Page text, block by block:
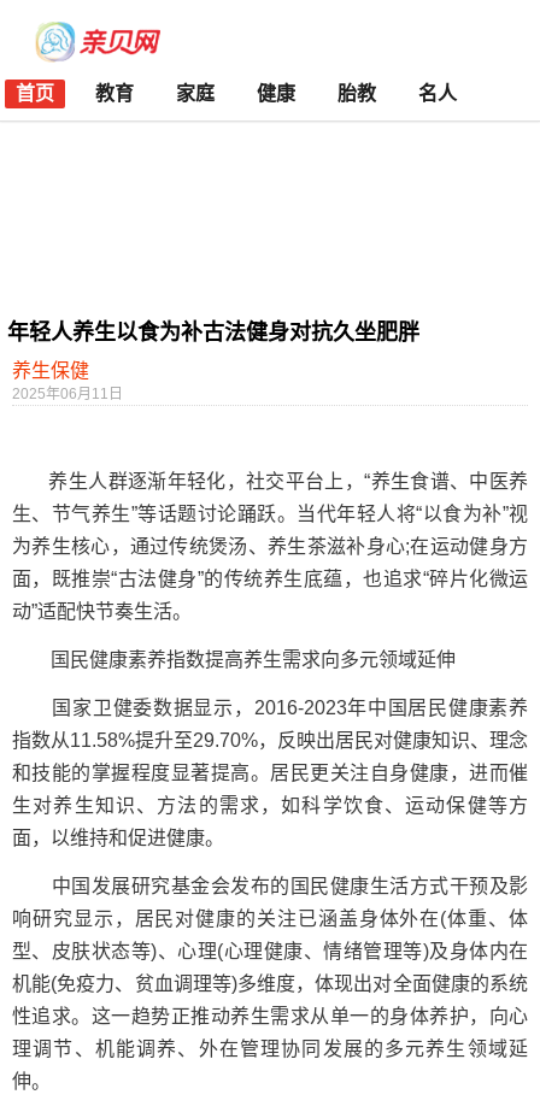
首页 教育 家庭 健康 胎教 名人
年轻人养生以食为补古法健身对抗久坐肥胖
养生保健
2025年06月11日
养生人群逐渐年轻化，社交平台上，“养生食谱、中医养
生、节气养生”等话题讨论踊跃。当代年轻人将“以食为补”视
为养生核心，通过传统煲汤、养生茶滋补身心;在运动健身方
面，既推崇“古法健身”的传统养生底蕴，也追求“碎片化微运
动”适配快节奏生活。
国民健康素养指数提高养生需求向多元领域延伸
国家卫健委数据显示，2016-2023年中国居民健康素养
指数从11.58%提升至29.70%，反映出居民对健康知识、理念
和技能的掌握程度显著提高。居民更关注自身健康，进而催
生对养生知识、方法的需求，如科学饮食、运动保健等方
面，以维持和促进健康。
中国发展研究基金会发布的国民健康生活方式干预及影
响研究显示，居民对健康的关注已涵盖身体外在(体重、体
型、皮肤状态等)、心理(心理健康、情绪管理等)及身体内在
机能(免疫力、贫血调理等)多维度，体现出对全面健康的系统
性追求。这一趋势正推动养生需求从单一的身体养护，向心
理调节、机能调养、外在管理协同发展的多元养生领域延
伸。